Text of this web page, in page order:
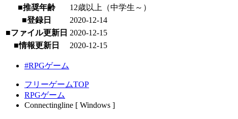
■推奨年齢
12歳以上（中学生～）
■登録日
2020-12-14
■ファイル更新日 2020-12-15
■情報更新日
2020-12-15
#RPGゲーム
フリーゲームTOP
RPGゲーム
Connectingline [ Windows ]